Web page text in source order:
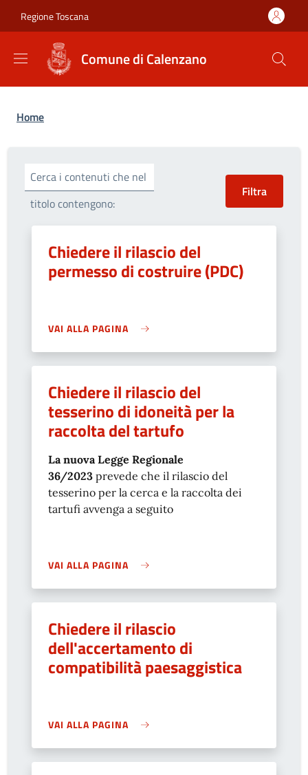
Regione Toscana
Comune di Calenzano
Briciole di pane
Home
Cerca i contenuti che nel
titolo contengono:
Chiedere il rilascio del
permesso di costruire (PDC)
VAI ALLA PAGINA
Chiedere il rilascio del
tesserino di idoneità per la
raccolta del tartufo
La nuova Legge Regionale
36/2023 prevede che il rilascio del
tesserino per la cerca e la raccolta dei
tartufi avvenga a seguito
VAI ALLA PAGINA
Chiedere il rilascio
dell'accertamento di
compatibilità paesaggistica
VAI ALLA PAGINA